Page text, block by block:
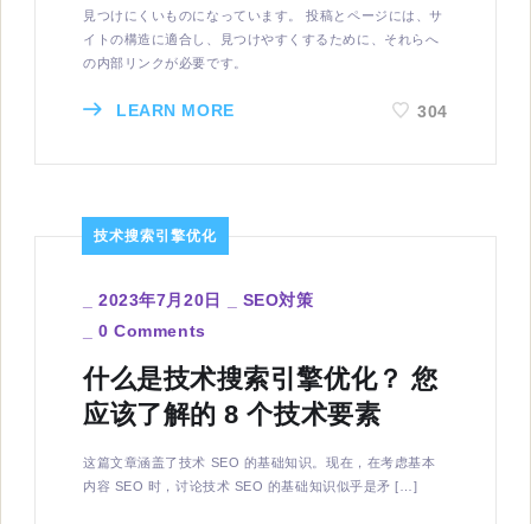
見つけにくいものになっています。 投稿とページには、サ
イトの構造に適合し、見つけやすくするために、それらへ
の内部リンクが必要です。
LEARN MORE 304
技术搜索引擎优化
_2023年7月20日
SEO対策
_0 Comments
什么是技术搜索引擎优化？ 您
应该了解的 8 个技术要素
这篇文章涵盖了技术 SEO 的基础知识。现在，在考虑基本
内容 SEO 时，讨论技术 SEO 的基础知识似乎是矛 […]